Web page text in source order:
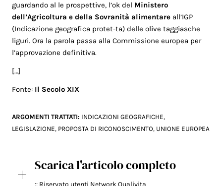
guardando al le prospettive, l’ok del Ministero
dell’Agricoltura e della Sovranità alimentare all’IGP
(Indicazione geografica protet-ta) delle olive taggiasche
liguri. Ora la parola passa alla Commissione europea per
l’approvazione definitiva.
[…]
Fonte: Il Secolo XIX
ARGOMENTI TRATTATI: INDICAZIONI GEOGRAFICHE,
LEGISLAZIONE, PROPOSTA DI RICONOSCIMENTO, UNIONE EUROPEA
Scarica l'articolo completo